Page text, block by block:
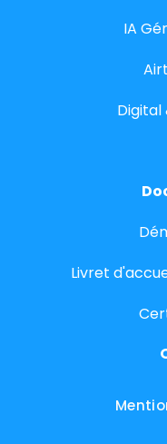
IA
Livret